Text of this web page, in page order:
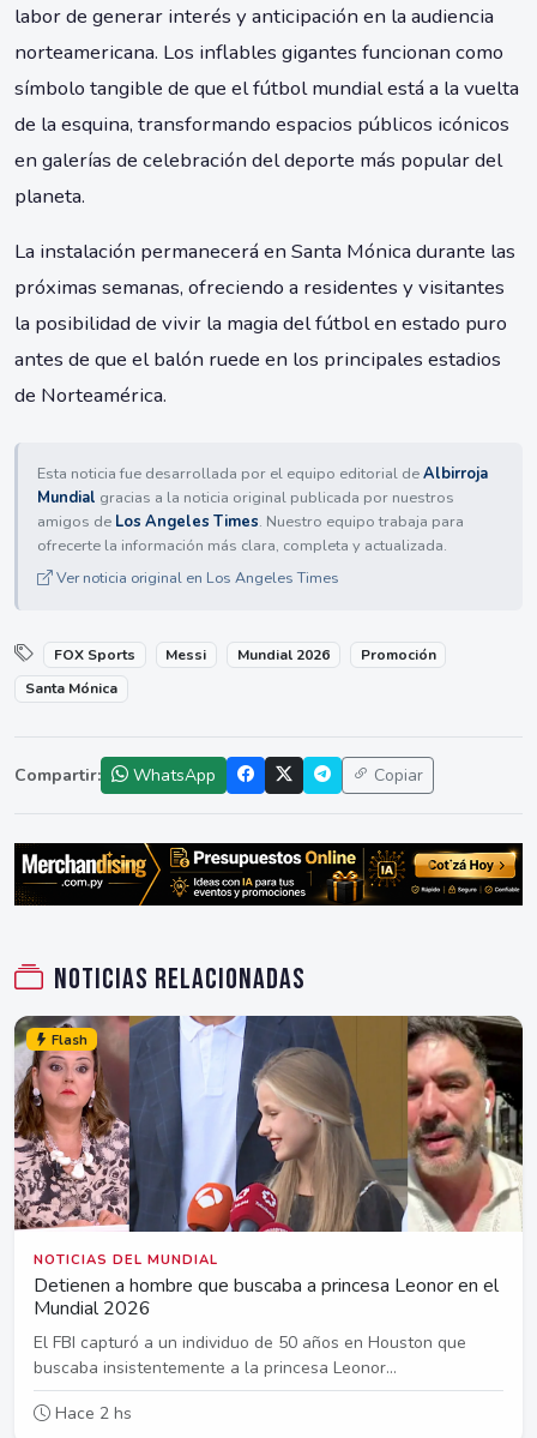
labor de generar interés y anticipación en la audiencia
norteamericana. Los inflables gigantes funcionan como
símbolo tangible de que el fútbol mundial está a la vuelta
de la esquina, transformando espacios públicos icónicos
en galerías de celebración del deporte más popular del
planeta.
La instalación permanecerá en Santa Mónica durante las
próximas semanas, ofreciendo a residentes y visitantes
la posibilidad de vivir la magia del fútbol en estado puro
antes de que el balón ruede en los principales estadios
de Norteamérica.
Esta noticia fue desarrollada por el equipo editorial deAlbirroja
Mundial gracias a la noticia original publicada por nuestros
amigos de Los Angeles Times. Nuestro equipo trabaja para
ofrecerte la información más clara, completa y actualizada.
Ver noticia original en Los Angeles Times
FOX Sports Messi Mundial 2026
Promoción
Santa Mónica
Compartir: WhatsApp Copiar
Noticias relacionadas
Flash
NOTICIAS DEL MUNDIAL
Detienen a hombre que buscaba a princesa Leonor en el
Mundial 2026
El FBI capturó a un individuo de 50 años en Houston que
buscaba insistentemente a la princesa Leonor...
Hace 2 hs